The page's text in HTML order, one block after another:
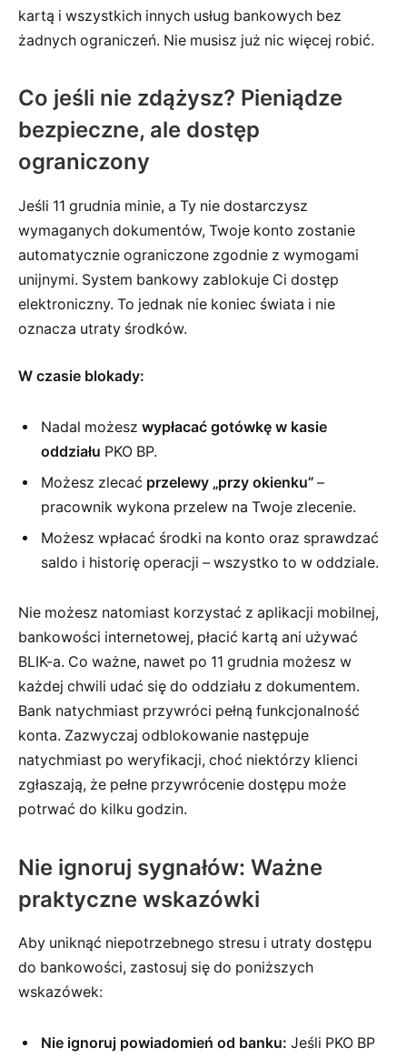
kartą i wszystkich innych usług bankowych bez
żadnych ograniczeń. Nie musisz już nic więcej robić.
Co jeśli nie zdążysz? Pieniądze
bezpieczne, ale dostęp
ograniczony
Jeśli 11 grudnia minie, a Ty nie dostarczysz
wymaganych dokumentów, Twoje konto zostanie
automatycznie ograniczone zgodnie z wymogami
unijnymi. System bankowy zablokuje Ci dostęp
elektroniczny. To jednak nie koniec świata i nie
oznacza utraty środków.
W czasie blokady:
Nadal możesz wypłacać gotówkę w kasie
oddziału PKO BP.
Możesz zlecać przelewy „przy okienku” –
pracownik wykona przelew na Twoje zlecenie.
Możesz wpłacać środki na konto oraz sprawdzać
saldo i historię operacji – wszystko to w oddziale.
Nie możesz natomiast korzystać z aplikacji mobilnej,
bankowości internetowej, płacić kartą ani używać
BLIK-a. Co ważne, nawet po 11 grudnia możesz w
każdej chwili udać się do oddziału z dokumentem.
Bank natychmiast przywróci pełną funkcjonalność
konta. Zazwyczaj odblokowanie następuje
natychmiast po weryfikacji, choć niektórzy klienci
zgłaszają, że pełne przywrócenie dostępu może
potrwać do kilku godzin.
Nie ignoruj sygnałów: Ważne
praktyczne wskazówki
Aby uniknąć niepotrzebnego stresu i utraty dostępu
do bankowości, zastosuj się do poniższych
wskazówek:
Nie ignoruj powiadomień od banku: Jeśli PKO BP